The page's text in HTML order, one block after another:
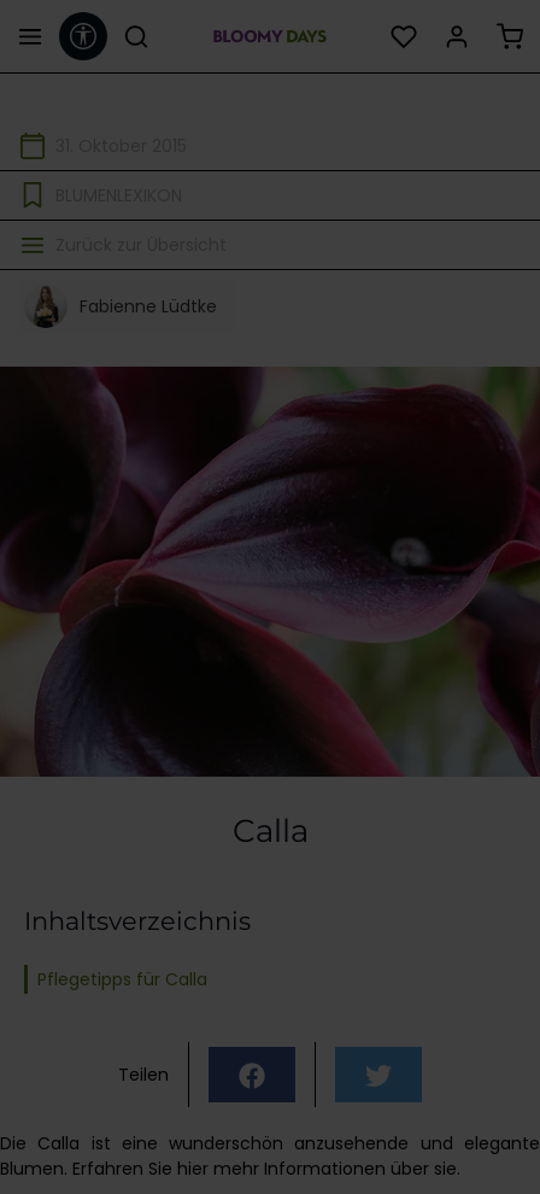
springenWerkzeugleiste anzeigen
Fabienne Lüdtke
Calla
Inhaltsverzeichnis
Pflegetipps für Calla
Teilen
Die Calla ist eine wunderschön anzusehende und elegante
Blumen. Erfahren Sie hier mehr Informationen über sie.